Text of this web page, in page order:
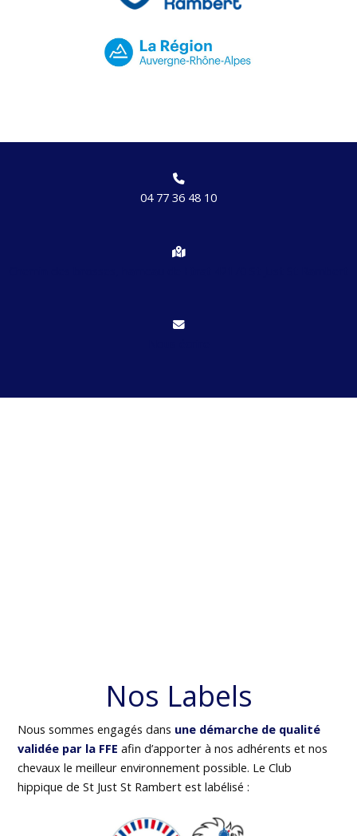
04 77 36 48 10
Nos Labels
Nous sommes engagés dans une démarche de qualité
validée par la FFE afin d’apporter à nos adhérents et nos
chevaux le meilleur environnement possible. Le Club
hippique de St Just St Rambert est labélisé :